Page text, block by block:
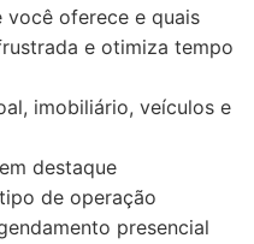
oferece e quais
e otimiza tempo
imobiliário, veículos e
destaque
de operação
presencial